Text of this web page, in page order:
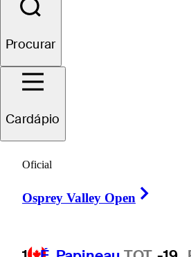
Procurar
Cardápio
Oficial
Osprey Valley Open